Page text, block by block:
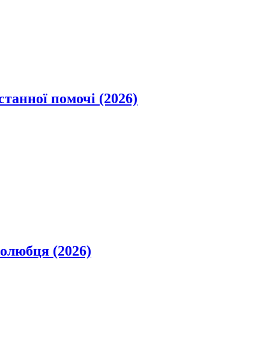
помочі (2026)
(2026)